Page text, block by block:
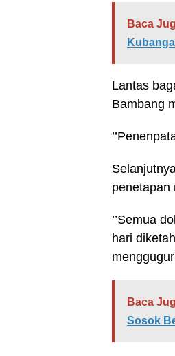
Baca
Lantas
Bambang
penetapan
’’Semua
hari
Baca
Sosok